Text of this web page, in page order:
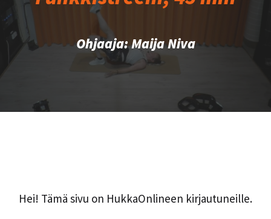
Ohjaaja: Maija Niva
Hei! Tämä sivu on HukkaOnlineen kirjautuneille.